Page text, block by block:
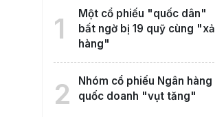
1
Một cổ phiếu "quốc dân"
bất ngờ bị 19 quỹ cùng "xả
hàng"
2
Nhóm cổ phiếu Ngân hàng
quốc doanh "vụt tăng"